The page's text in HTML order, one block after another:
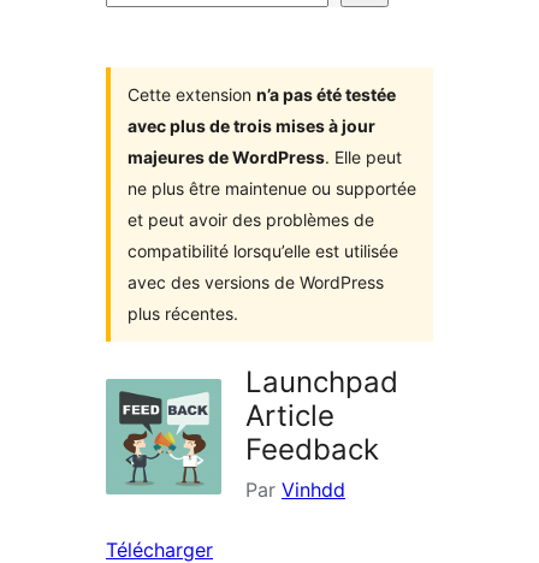
Cette extension n’a pas été testée
avec plus de trois mises à jour
majeures de WordPress. Elle peut
ne plus être maintenue ou supportée
et peut avoir des problèmes de
compatibilité lorsqu’elle est utilisée
avec des versions de WordPress
plus récentes.
Launchpad
Article
Feedback
Par Vinhdd
Télécharger